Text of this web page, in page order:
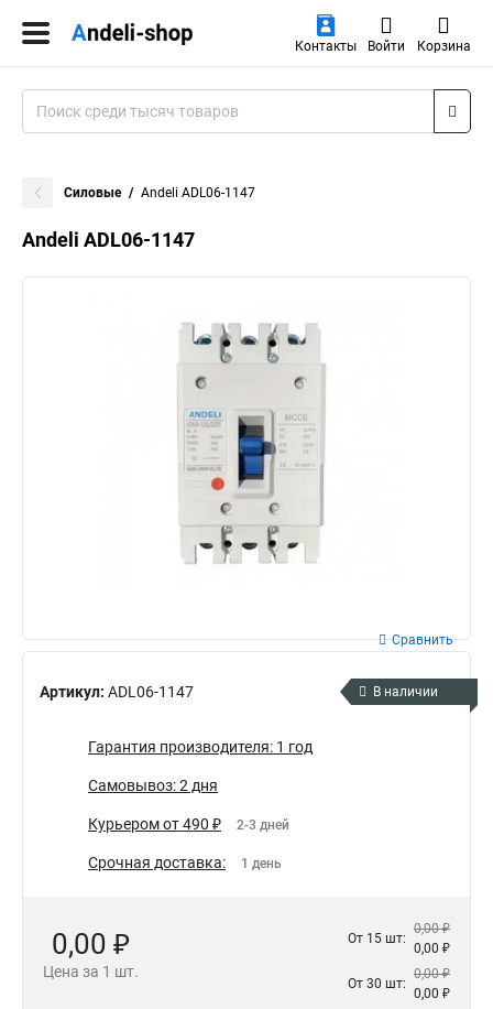
Контакты Войти Корзина
Силовые Andeli ADL06-1147
Andeli ADL06-1147
Артикул: ADL06-1147
Сравнить
В наличии
Гарантия производителя: 1 год
Самовывоз: 2 дня
Курьером от 490 ₽ 2-3 дней
Срочная доставка: 1 день
0,00 ₽
Цена за 1 шт.
От 15 шт:
0,00 ₽
0,00 ₽
От 30 шт:
0,00 ₽
0,00 ₽